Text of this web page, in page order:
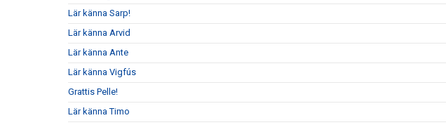
Lär känna Sarp!
Lär känna Arvid
Lär känna Ante
Lär känna Vigfús
Grattis Pelle!
Lär känna Timo